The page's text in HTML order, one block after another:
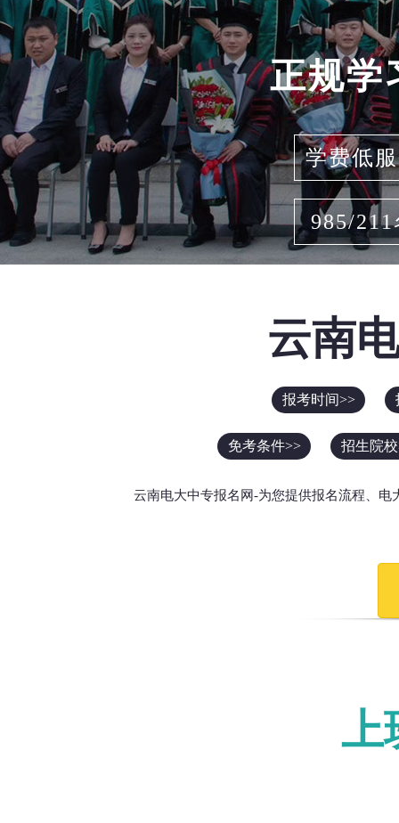
正规学
学费低
985/211
云南
报考时间>>
免考条件>> 招生院
云南电大中专报名网-为您提供报名流程、
上